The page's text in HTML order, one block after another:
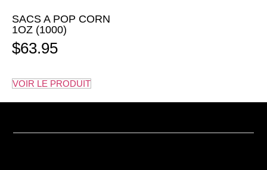
SACS A POP CORN
1OZ (1000)
$63.95
VOIR LE PRODUIT